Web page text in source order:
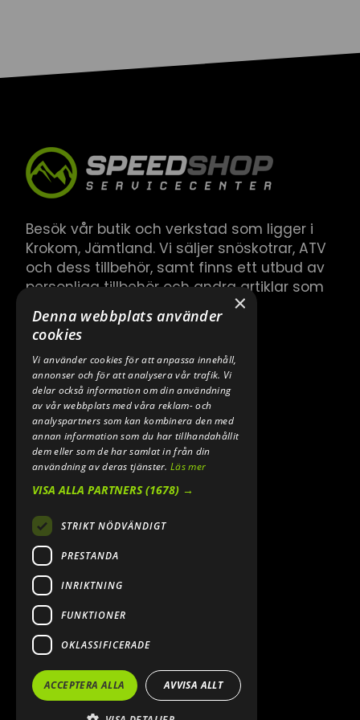
Besök vår butik och verkstad som ligger i
Krokom, Jämtland. Vi säljer snöskotrar, ATV
och dess tillbehör, samt finns ett utbud av
personliga tillbehör och andra artiklar som
hör till.
×
Denna webbplats använder
cookies
Vi använder cookies för att anpassa innehåll,
annonser och för att analysera vår trafik. Vi
delar också information om din användning
av vår webbplats med våra reklam- och
analyspartners som kan kombinera den med
annan information som du har tillhandahållit
dem eller som de har samlat in från din
användning av deras tjänster.Läs mer
VISA ALLA PARTNERS(1678) →
STRIKT NÖDVÄNDIGT
PRESTANDA
INRIKTNING
FUNKTIONER
OKLASSIFICERADE
ACCEPTERA ALLA AVVISA ALLT